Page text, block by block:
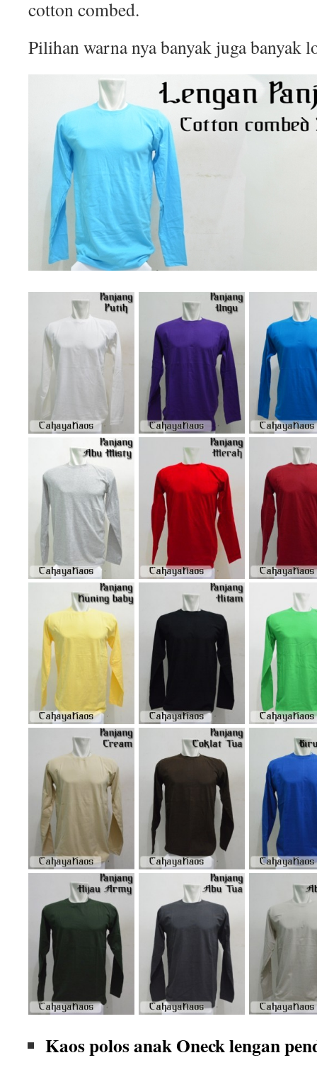
cotton combed.
Pilihan warna nya banyak juga banyak
Kaos polos anak Oneck lengan